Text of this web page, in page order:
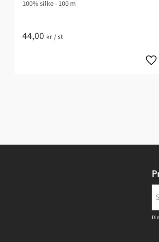
100% silke - 100 m
44,00 kr /st